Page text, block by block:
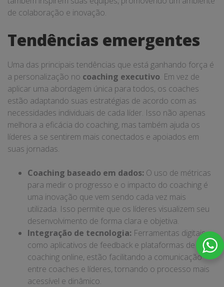
de colaboração e inovação.
Tendências emergentes
Uma das principais tendências que está ganhando força é
a personalização no coaching executivo. Em vez de
aplicar uma abordagem única para todos, os coaches
estão adaptando suas estratégias de acordo com as
necessidades individuais de cada líder. Isso não apenas
melhora a eficácia do coaching, mas também ajuda os
líderes a se sentirem mais conectados e apoiados em
suas jornadas.
Coaching baseado em dados: O uso de métricas
para medir o progresso e o impacto do coaching é
uma inovação que vem sendo cada vez mais
utilizada. Isso permite que os líderes visualizem seu
desenvolvimento de forma clara e objetiva.
Integração de tecnologia: Ferramentas digitais,
como aplicativos de feedback e plataformas de
coaching online, estão facilitando a comunicação
entre coaches e líderes, tornando o processo mais
acessível e dinâmico.